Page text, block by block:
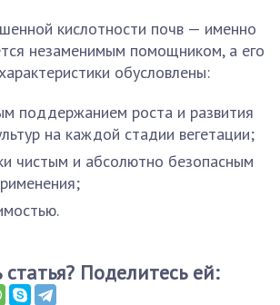
кислотности почв — именно
незаменимым помощником, а его
обусловлены:
поддержанием роста и развития
на каждой стадии вегетации;
чистым и абсолютно безопасным
Поделитесь ей: